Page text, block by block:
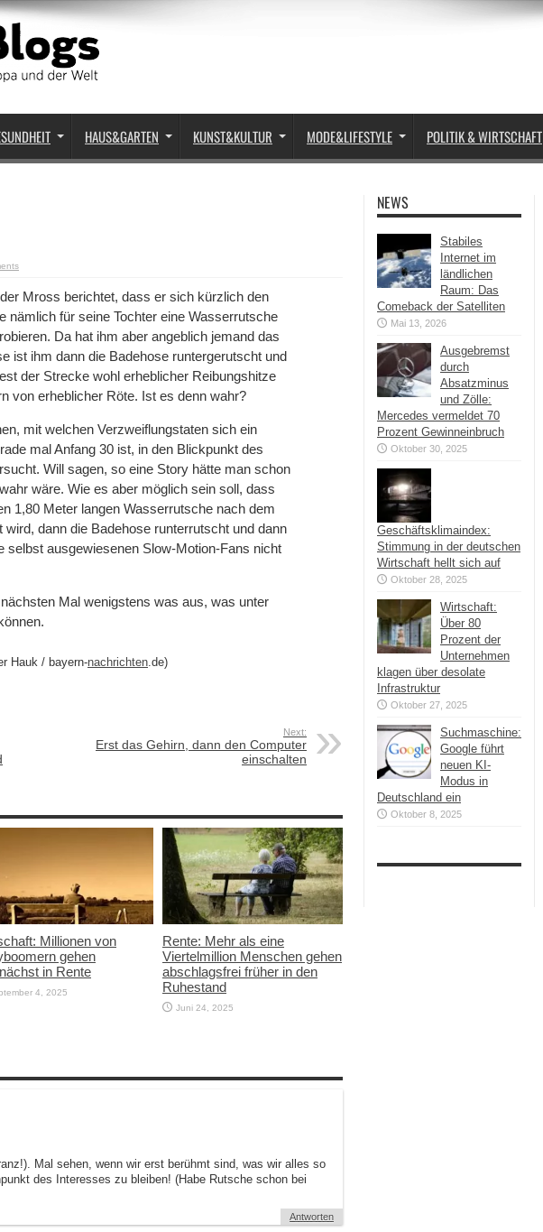
HAUS&GARTEN KUNST&KULTUR MODE&LIFESTYLE POLITIK & WIRTSCHAFT
Mross berichtet, dass er sich kürzlich den
nämlich für seine Tochter eine Wasserrutsche
Da hat ihm aber angeblich jemand das
ist ihm dann die Badehose runtergerutscht und
der Strecke wohl erheblicher Reibungshitze
von erheblicher Röte. Ist es denn wahr?
mit welchen Verzweiflungstaten sich ein
mal Anfang 30 ist, in den Blickpunkt des
Will sagen, so eine Story hätte man schon
wäre. Wie es aber möglich sein soll, dass
1,80 Meter langen Wasserrutsche nach dem
dann die Badehose runterrutscht und dann
selbst ausgewiesenen Slow-Motion-Fans nicht
Mal wenigstens was aus, was unter
Hauk / bayern-nachrichten.de)
Next:
Erst das Gehirn, dann den Computer
einschalten
Millionen von
gehen
in Rente
4, 2025
Rente: Mehr als eine
Viertelmillion Menschen gehen
abschlagsfrei früher in den
Ruhestand
Juni 24, 2025
Mal sehen, wenn wir erst berühmt sind, was wir alles so
des Interesses zu bleiben! (Habe Rutsche schon bei
Antworten
NEWS
Stabiles
Internet im
ländlichen
Raum: Das
Comeback der Satelliten
Mai 13, 2026
Ausgebremst
durch
Absatzminus
und Zölle:
Mercedes vermeldet 70
Prozent Gewinneinbruch
Oktober 30, 2025
Geschäftsklimaindex:
Stimmung in der deutschen
Wirtschaft hellt sich auf
Oktober 28, 2025
Wirtschaft:
Über 80
Prozent der
Unternehmen
klagen über desolate
Infrastruktur
Oktober 27, 2025
Suchmaschine:
Google führt
neuen KI-
Modus in
Deutschland ein
Oktober 8, 2025